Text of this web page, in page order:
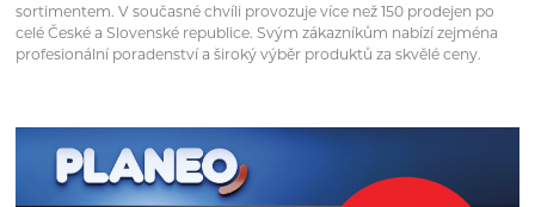
sortimentem. V současné chvíli provozuje více než 150 prodejen po
celé České a Slovenské republice. Svým zákazníkům nabízí zejména
profesionální poradenství a široký výběr produktů za skvělé ceny.